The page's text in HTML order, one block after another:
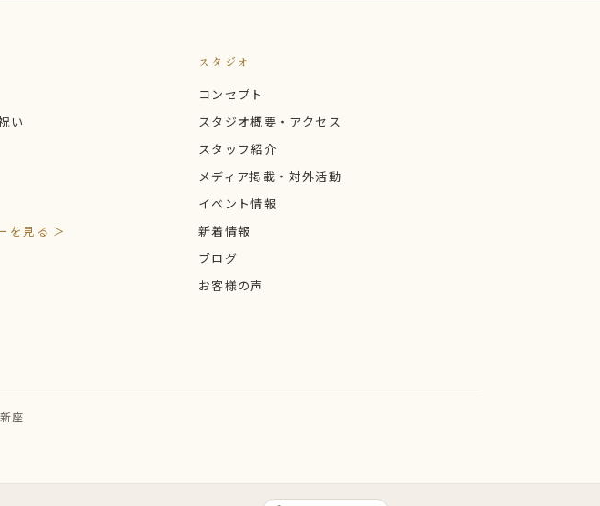
い
を見る ＞
スタジオ
コンセプト
スタジオ概要・アクセス
スタッフ紹介
メディア掲載・対外活動
イベント情報
新着情報
ブログ
お客様の声
新座